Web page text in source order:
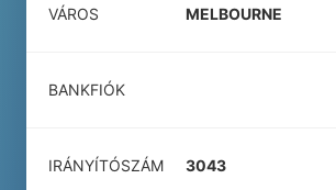
VÁROS MELBOURNE
BANKFIÓK
IRÁNYÍTÓSZÁM 3043